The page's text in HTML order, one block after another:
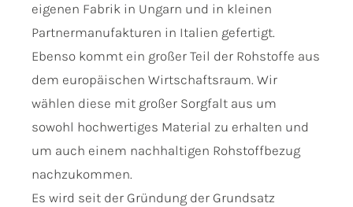
eigenen Fabrik in Ungarn und in kleinen
Partnermanufakturen in Italien gefertigt.
Ebenso kommt ein großer Teil der Rohstoffe aus
dem europäischen Wirtschaftsraum. Wir
wählen diese mit großer Sorgfalt aus um
sowohl hochwertiges Material zu erhalten und
um auch einem nachhaltigen Rohstoffbezug
nachzukommen.
Es wird seit der Gründung der Grundsatz